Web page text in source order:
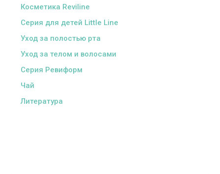
Косметика Reviline
Серия для детей Little Line
Уход за полостью рта
Уход за телом и волосами
Серия Ревиформ
Чай
Литература